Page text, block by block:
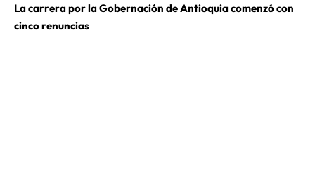
La carrera por la Gobernación de Antioquia comenzó con
cinco renuncias